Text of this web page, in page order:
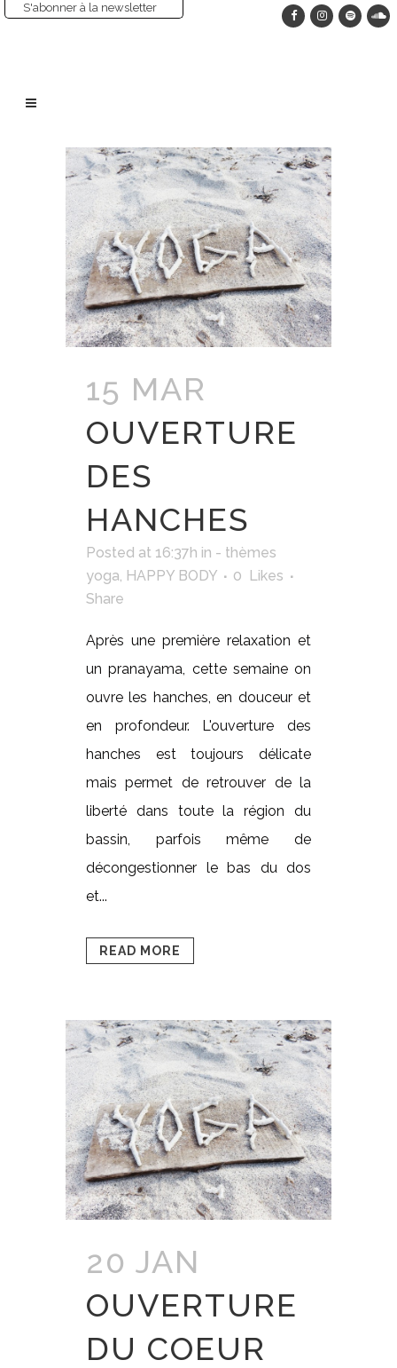
S'abonner à la newsletter
15 MAR
OUVERTURE
DES
HANCHES
Posted at 16:37h in - thèmes
yoga, HAPPY BODY 0 Likes
Share
Après une première relaxation et
un pranayama, cette semaine on
ouvre les hanches, en douceur et
en profondeur. L'ouverture des
hanches est toujours délicate
mais permet de retrouver de la
liberté dans toute la région du
bassin, parfois même de
décongestionner le bas du dos
et...
READ MORE
20 JAN
OUVERTURE
DU COEUR